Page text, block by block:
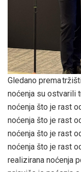
Gledano prema
noćenja su ostvarili
noćenja što je rast
noćenja što je rast
noćenja što je rast
noćenja što je rast
realizirana noćenja